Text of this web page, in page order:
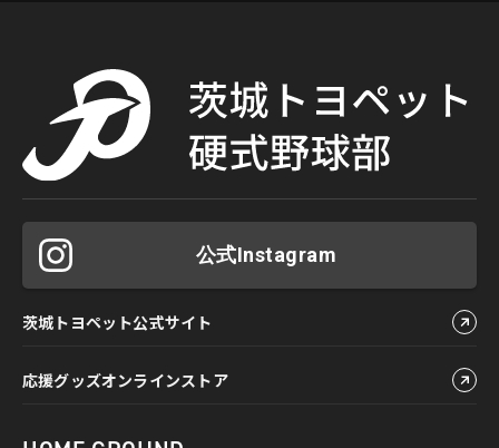
公式Instagram
茨城トヨペット公式サイト
応援グッズオンラインストア